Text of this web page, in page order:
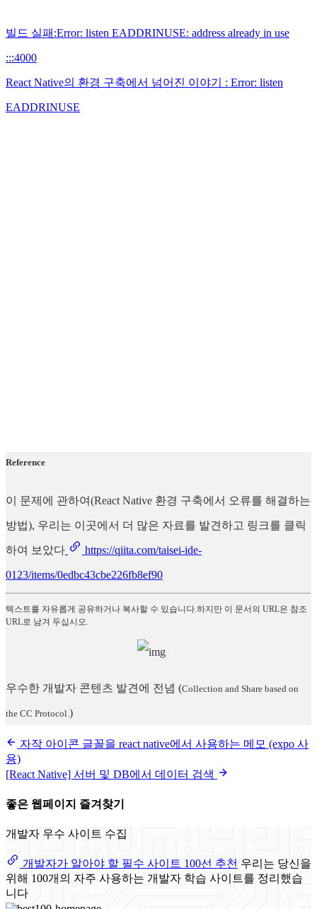
빌드 실패:Error: listen EADDRINUSE: address already in use
:::4000
React Native의 환경 구축에서 넘어진 이야기 : Error: listen
EADDRINUSE
Reference
이 문제에 관하여(React Native 환경 구축에서 오류를 해결하는
방법), 우리는 이곳에서 더 많은 자료를 발견하고 링크를 클릭
하여 보았다 https://qiita.com/taisei-ide-
0123/items/0edbc43cbe226fb8ef90
텍스트를 자유롭게 공유하거나 복사할 수 있습니다.하지만 이 문서의 URL은 참조
URL로 남겨 두십시오.
우수한 개발자 콘텐츠 발견에 전념 (Collection and Share based on
the CC Protocol. )
자작 아이콘 글꼴을 react native에서 사용하는 메모 (expo 사
용)
[React Native] 서버 및 DB에서 데이터 검색
좋은 웹페이지 즐겨찾기
개발자 우수 사이트 수집
개발자가 알아야 할 필수 사이트 100선 추천 우리는 당신을
위해 100개의 자주 사용하는 개발자 학습 사이트를 정리했습
니다